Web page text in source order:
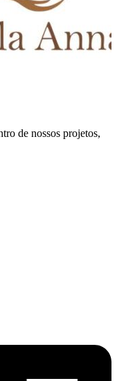
de nossos projetos,